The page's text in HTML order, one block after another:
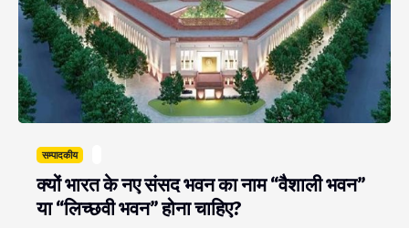
सम्पादकीय
क्यों भारत के नए संसद भवन का नाम “वैशाली भवन”
या “लिच्छवी भवन” होना चाहिए?